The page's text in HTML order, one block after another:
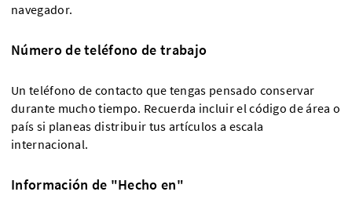
navegador.
Número de teléfono de trabajo
Un teléfono de contacto que tengas pensado conservar
durante mucho tiempo. Recuerda incluir el código de área o
país si planeas distribuir tus artículos a escala
internacional.
Información de "Hecho en"